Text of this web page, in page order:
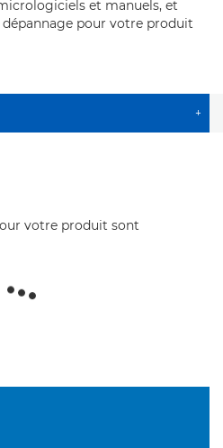
et manuels, et
dépannage pour votre produit
+
votre produit sont